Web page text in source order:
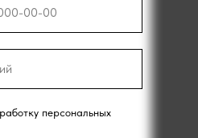
персональных